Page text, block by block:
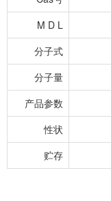
M D L
分子式
分子量
产品参数
性状
贮存